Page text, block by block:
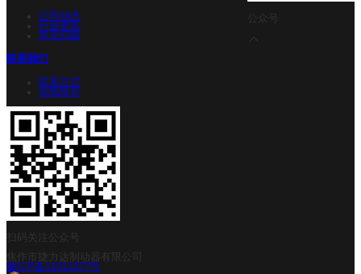
公司动态
行业资讯
常见问题
联系我们
联系方式
在线留言
扫码关注公众号
焦作市捷力达制动器有限公司
豫ICP备11011377号
公众号